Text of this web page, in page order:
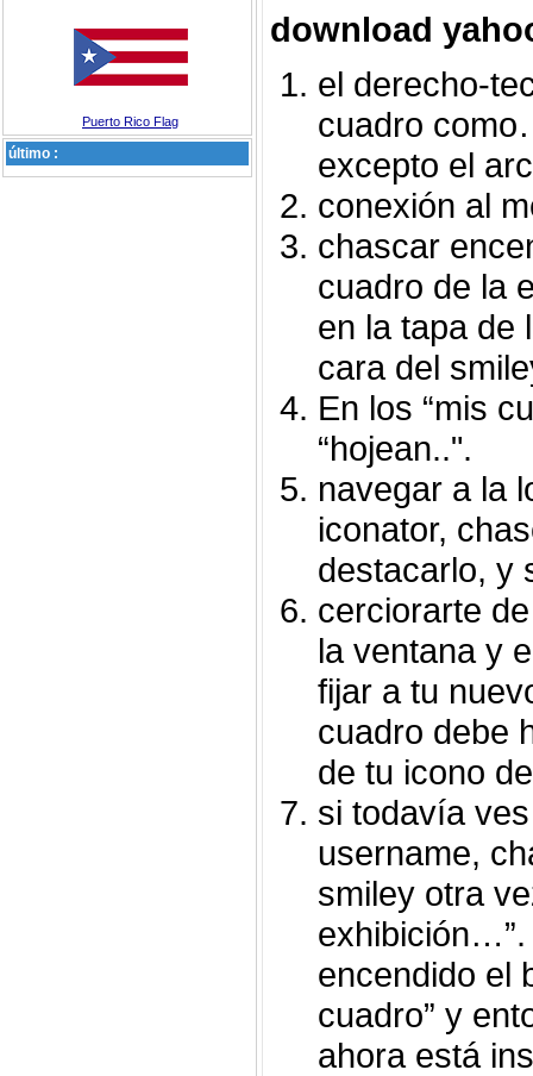
Puerto Rico Flag
último :
download
el derecho-
cuadro
excepto el
conexión al
chascar
cuadro de la
en la tapa de
cara del
En los “mis
“hojean..".
navegar a la
iconator,
destacarlo, y
cerciorarte
la ventana y
fijar a tu
cuadro debe
de tu icono
si todavía
username,
smiley otra
encendido el
cuadro” y
ahora está